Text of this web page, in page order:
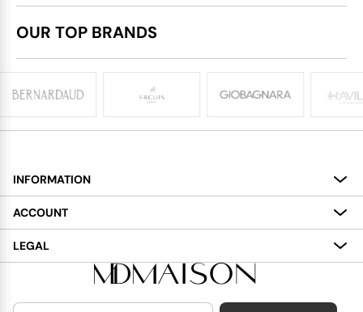
OUR TOP BRANDS
INFORMATION
About
Services
Delivery
ACCOUNT
My Account
Wish List
LEGAL
Terms and Conditions
Cookies Policy